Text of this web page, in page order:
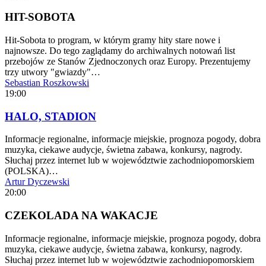
HIT-SOBOTA
Hit-Sobota to program, w którym gramy hity stare nowe i
najnowsze. Do tego zaglądamy do archiwalnych notowań list
przebojów ze Stanów Zjednoczonych oraz Europy. Prezentujemy
trzy utwory "gwiazdy"…
Sebastian Roszkowski
19:00
HALO, STADION
Informacje regionalne, informacje miejskie, prognoza pogody, dobra
muzyka, ciekawe audycje, świetna zabawa, konkursy, nagrody.
Słuchaj przez internet lub w województwie zachodniopomorskiem
(POLSKA)…
Artur Dyczewski
20:00
CZEKOLADA NA WAKACJE
Informacje regionalne, informacje miejskie, prognoza pogody, dobra
muzyka, ciekawe audycje, świetna zabawa, konkursy, nagrody.
Słuchaj przez internet lub w województwie zachodniopomorskiem